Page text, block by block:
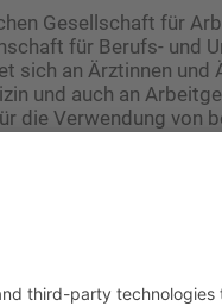
Gesellschaft für
für Berufs- und
sich an Ärztinnen und
und auch an
die Verwendung von
insbesondere im
wichtig, sie
und
es wichtig, den
da sie unter